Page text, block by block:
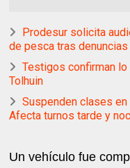
Prodesur solicita
de pesca tras
Testigos confirman
Tolhuin
Suspenden clases
Afecta turnos tarde y
Un vehículo fue